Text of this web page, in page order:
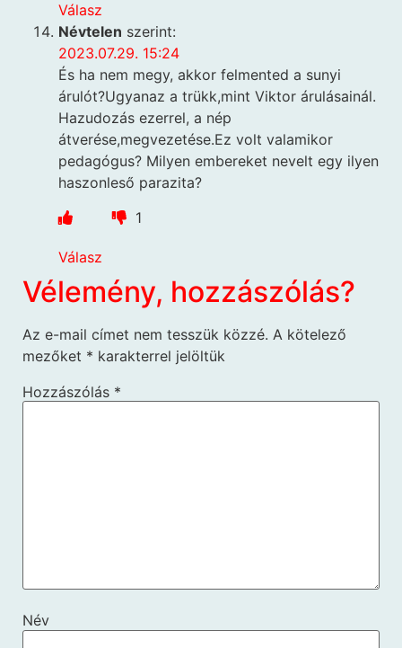
Válasz
Névtelen szerint:
2023.07.29. 15:24
És ha nem megy, akkor felmented a sunyi
árulót?Ugyanaz a trükk,mint Viktor árulásainál.
Hazudozás ezerrel, a nép
átverése,megvezetése.Ez volt valamikor
pedagógus? Milyen embereket nevelt egy ilyen
haszonleső parazita?
1
Válasz
Vélemény, hozzászólás?
Az e-mail címet nem tesszük közzé. A kötelező
mezőket * karakterrel jelöltük
Hozzászólás *
Név